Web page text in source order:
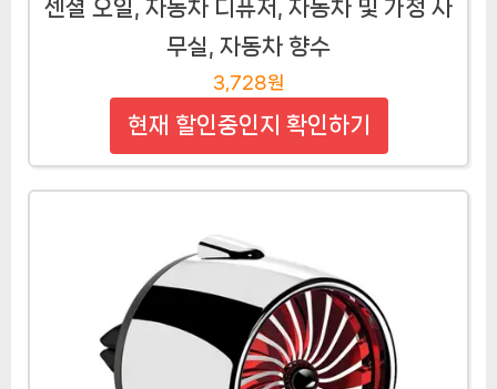
센셜 오일, 자동차 디퓨저, 자동차 및 가정 사
무실, 자동차 향수
3,728원
현재 할인중인지 확인하기